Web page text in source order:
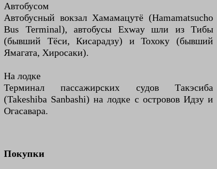
Автобусом
Автобусный вокзал Хамамацутё (Hamamatsucho
Bus Terminal), автобусы Exway шли из Тибы
(бывший Тёси, Кисарадзу) и Тохоку (бывший
Ямагата, Хиросаки).
На лодке
Терминал пассажирских судов Такэсиба
(Takeshiba Sanbashi) на лодке с островов Идзу и
Огасавара.
Покупки